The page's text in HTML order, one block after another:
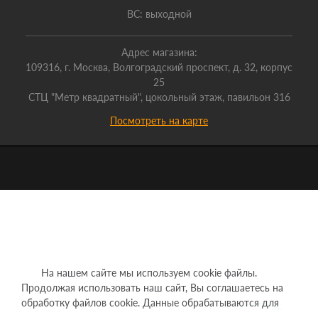
ВС: выходной
Адрес магазина:
109316, г. Москва, Волгоградский проспект, д. 32, корпус
25
СТЦ "Метр квадратный", цокольный этаж, павильон 316
Посмотреть на карте
На нашем сайте мы используем cookie файлы.
Продолжая использовать наш сайт, Вы соглашаетесь на
обработку файлов cookie. Данные обрабатываются для